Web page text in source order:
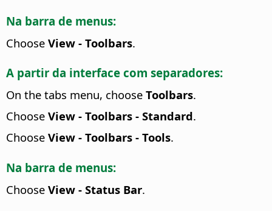
Na barra de menus:
Choose View - Toolbars.
A partir da interface com separadores:
On the tabs menu, choose Toolbars.
Choose View - Toolbars - Standard.
Choose View - Toolbars - Tools.
Na barra de menus:
Choose View - Status Bar.